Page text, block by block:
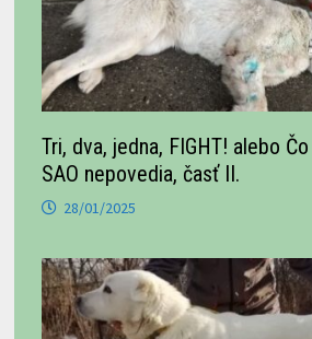
Tri, dva, jedna, FIGHT! alebo
SAO nepovedia, časť II.
28/01/2025